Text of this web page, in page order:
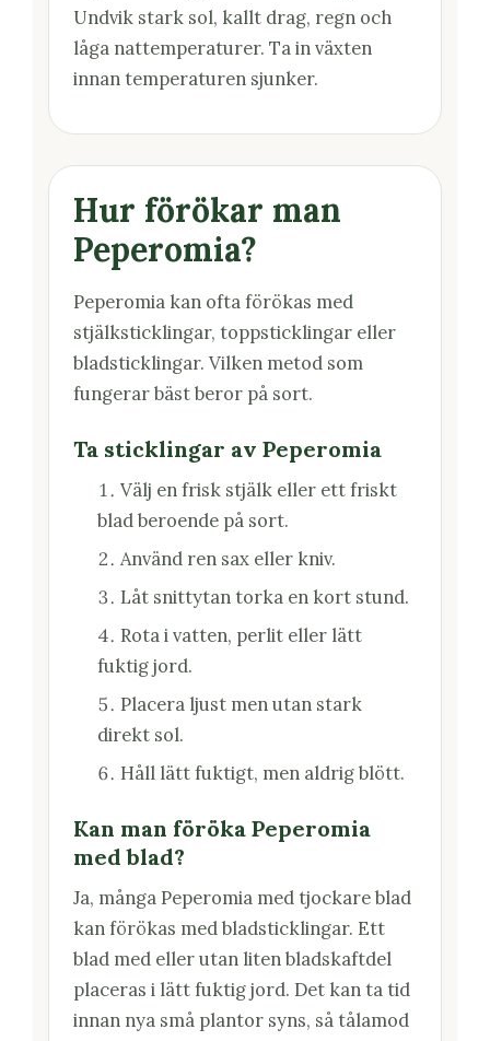
Undvik stark sol, kallt drag, regn och
låga nattemperaturer. Ta in växten
innan temperaturen sjunker.
Hur förökar man
Peperomia?
Peperomia kan ofta förökas med
stjälksticklingar, toppsticklingar eller
bladsticklingar. Vilken metod som
fungerar bäst beror på sort.
Ta sticklingar av Peperomia
Välj en frisk stjälk eller ett friskt
blad beroende på sort.
Använd ren sax eller kniv.
Låt snittytan torka en kort stund.
Rota i vatten, perlit eller lätt
fuktig jord.
Placera ljust men utan stark
direkt sol.
Håll lätt fuktigt, men aldrig blött.
Kan man föröka Peperomia
med blad?
Ja, många Peperomia med tjockare blad
kan förökas med bladsticklingar. Ett
blad med eller utan liten bladskaftdel
placeras i lätt fuktig jord. Det kan ta tid
innan nya små plantor syns, så tålamod